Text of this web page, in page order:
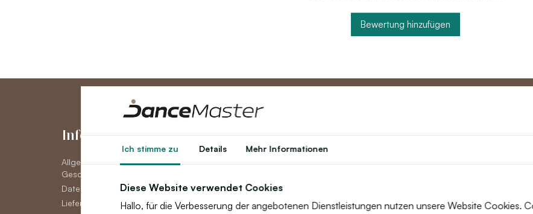
Ich stimme zu Details Mehr Informationen
Diese Website verwendet Cookies
Hallo, für die Verbesserung der angebotenen Dienstleistungen nutzen unsere Website Cookies.
Bewertung hinzufügen
Informationen
Allgemeine
Geschäftsbedingungen
Datenschutzerklärung DSGVO
Lieferoptionen
Konto
Konto
Newsletter
Partner
Lehrerprogramm
Treueprogramm
Über uns
Retouren